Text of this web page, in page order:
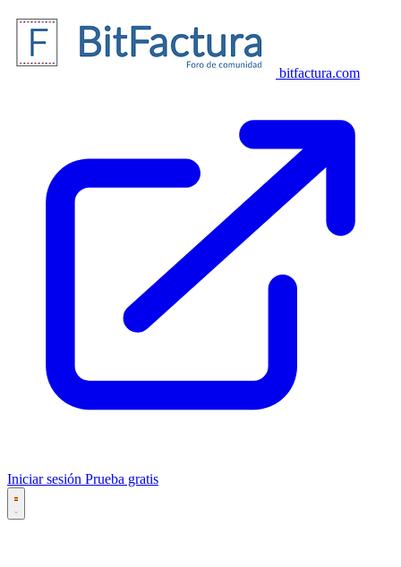
bitfactura.com
Iniciar sesión Prueba gratis